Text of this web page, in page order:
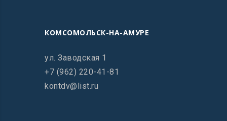
КОМСОМОЛЬСК-НА-АМУРЕ
ул. Заводская 1
+7 (962) 220-41-81
kontdv@list.ru